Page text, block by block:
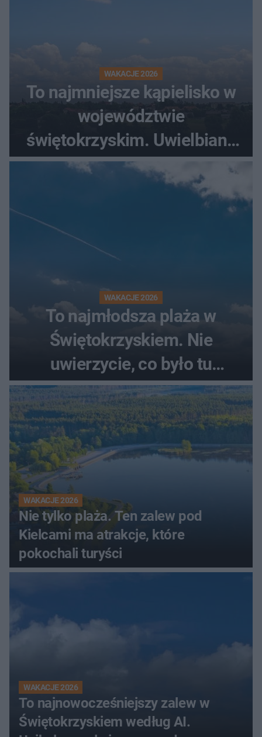
WAKACJE 2026
To najmniejsze kąpielisko w
województwie
świętokrzyskim. Uwielbiany
przez wędkarzy i turystów
WAKACJE 2026
To najmłodsza plaża w
Świętokrzyskiem. Nie
uwierzycie, co było tu
wcześniej
WAKACJE 2026
Nie tylko plaża. Ten zalew pod
Kielcami ma atrakcje, które
pokochali turyści
WAKACJE 2026
To najnowocześniejszy zalew w
Świętokrzyskiem według AI.